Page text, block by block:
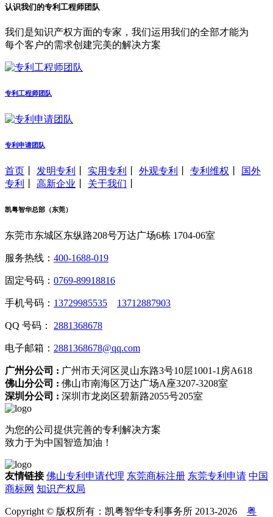
认识我们的专利工程师团队
我们是知识产权方面的专家，我们运用我们的全部才能为
每个客户的需求创建完美的解决方案
专利工程师团队
专利申请团队
首页 发明专利 实用专利 外观专利 专利维权
国外
专利
高新企业 关于我们
凯粤智华总部（东莞）
东莞市东城区东纵路208号万达广场6栋 1704-06室
服务热线： 400-1688-019
固定号码： 0769-89918816
手机号码： 13729985535 13712887903
QQ 号码： 2881368678
电子邮箱： 2881368678@qq.com
广州分公司 : 广州市天河区灵山东路3号10层1001-1房A618
佛山分公司 : 佛山市南海区万达广场A座3207-3208室
深圳分公司 : 深圳市龙岗区碧新路2055号205室
为您的公司提供完善的专利解决方案
致力于为中国智造加油！
友情链接 佛山专利申请代理 东莞商标注册 东莞专利申请 中国
商标网 知识产权局
Copyright © 版权所有：凯粤智华专利事务所 2013-2026 粤